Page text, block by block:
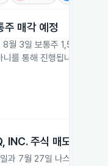
주 매각 예정
월 3일 보통주 1,556주를
를 통해 진행됩니다.
주식 매도
7월 27일 나스닥